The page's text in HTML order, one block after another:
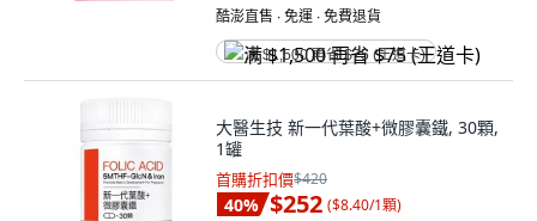
酷澎直售 ∙ 免運 ∙ 免費退貨
满 $1,500 再省 $75 (王道卡)
大醫生技 新一代葉酸+微膠囊鐵, 30顆,
1罐
首購折扣價$420
40% $252 ($8.40/1顆)